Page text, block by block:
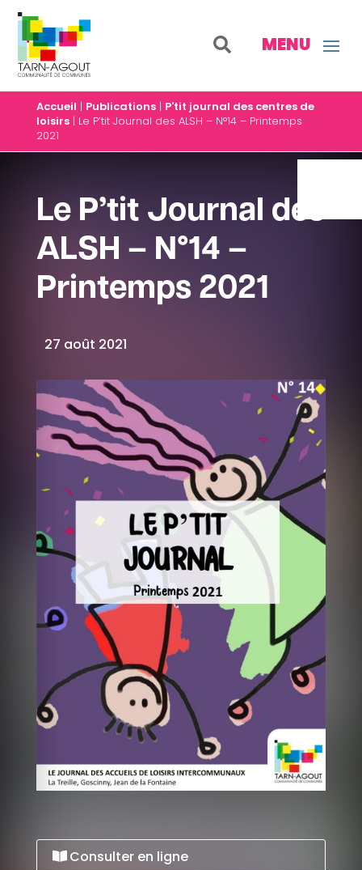
Accueil | Publications| P'tit journal des centres de
loisirs| Le P’tit Journal des ALSH – N°14 – Printemps
2021
Le P’tit Journal des
ALSH – N°14 –
Printemps 2021
27 août 2021
Consulter en ligne